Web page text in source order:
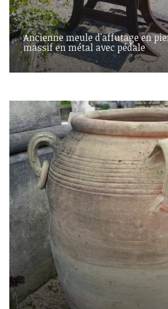
Ancienne meule d'affutage en
massif en métal avec pédale